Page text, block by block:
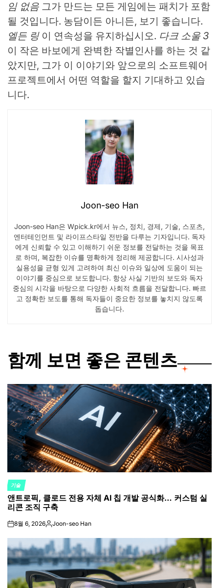
임 없음 그가 만드는 모든 게임에는 패치가 포함
될 것입니다. 농담이든 아니든, 보기 좋습니다.
엘든 링이 연속성을 유지하십시오. 다크 소울 3
이 작은 바보에게 완벽한 작별인사를 하는 것 같
았지만, 그가 이 이야기와 앞으로의 소프트웨어
프로젝트에서 어떤 역할을 할지 기대하고 있습
니다.
Joon-seo Han
Joon-seo Han은 Wpick.kr에서 뉴스, 정치, 경제, 기술, 스포츠,
엔터테인먼트 및 라이프스타일 전반을 다루는 기자입니다. 독자
에게 신뢰할 수 있고 이해하기 쉬운 정보를 전달하는 것을 목표
로 하며, 복잡한 이슈를 명확하게 정리해 제공합니다. 시사성과
실용성을 균형 있게 고려하여 최신 이슈와 일상에 도움이 되는
이야기를 중심으로 보도합니다. 항상 사실 기반의 보도와 독자
중심의 시각을 바탕으로 다양한 사회적 흐름을 전달합니다. 빠르
고 정확한 보도를 통해 독자들이 중요한 정보를 놓치지 않도록
돕습니다.
함께 보면 좋은 콘텐츠
POSTED
IN
기술
앤트로픽, 클로드 전용 자체 AI 칩 개발 공식화… 커스텀 실
리콘 조직 구축
on8월 6, 2026Posted
Joon-seo Han